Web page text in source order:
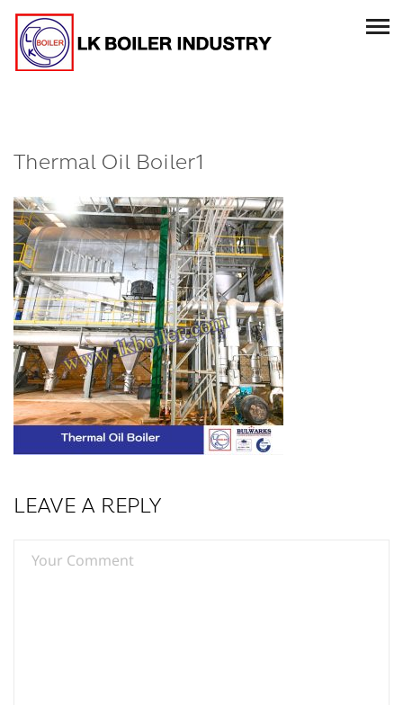
Thermal Oil Boiler1
LEAVE A REPLY